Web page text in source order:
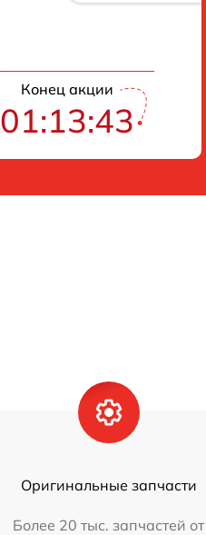
Конец акции
01:13:42
Оригинальные запчасти
Более 20 тыс. запчастей от